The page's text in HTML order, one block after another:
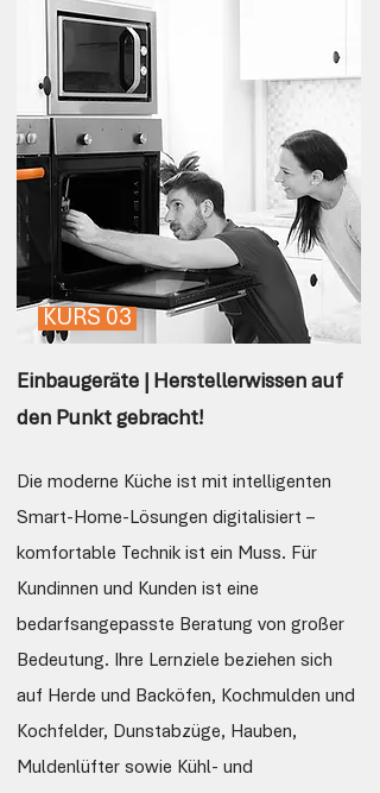
KURS 03
Einbaugeräte | Herstellerwissen auf
den Punkt gebracht!
Die moderne Küche ist mit intelligenten
Smart-Home-Lösungen digitalisiert –
komfortable Technik ist ein Muss. Für
Kundinnen und Kunden ist eine
bedarfsangepasste Beratung von großer
Bedeutung. Ihre Lernziele beziehen sich
auf Herde und Backöfen, Kochmulden und
Kochfelder, Dunstabzüge, Hauben,
Muldenlüfter sowie Kühl- und